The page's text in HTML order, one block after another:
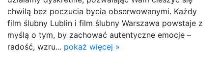
chwilą bez poczucia bycia obserwowanymi. Każdy
film ślubny Lublin i film ślubny Warszawa powstaje z
myślą o tym, by zachować autentyczne emocje –
radość, wzru... pokaż więcej »